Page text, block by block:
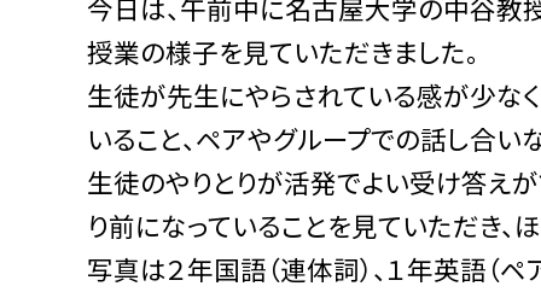
今日は、午前中に名古屋大学の中谷
授業の様子を見ていただきました。
生徒が先生にやらされている感が少な
いること、ペアやグループでの話し合
生徒のやりとりが活発でよい受け答え
り前になっていることを見ていただき、
写真は２年国語（連体詞）、１年英語（